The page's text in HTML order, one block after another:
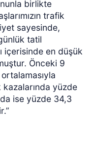
birlikte
trafik
sayesinde,
tatil
içerisinde en düşük
Önceki 9
kazalarında yüzde
ise yüzde 34,3